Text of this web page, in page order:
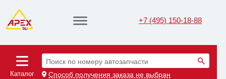
+7 (495) 150-18-88
Каталог
Поиск по номеру автозапчасти
Способ получения заказа не выбран